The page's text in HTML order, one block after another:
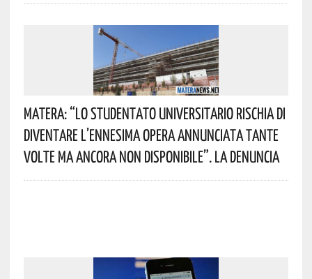
Matera: “Lo Studentato Universitario Rischia Di
Diventare L’ennesima Opera Annunciata Tante
Volte Ma Ancora Non Disponibile”. La Denuncia